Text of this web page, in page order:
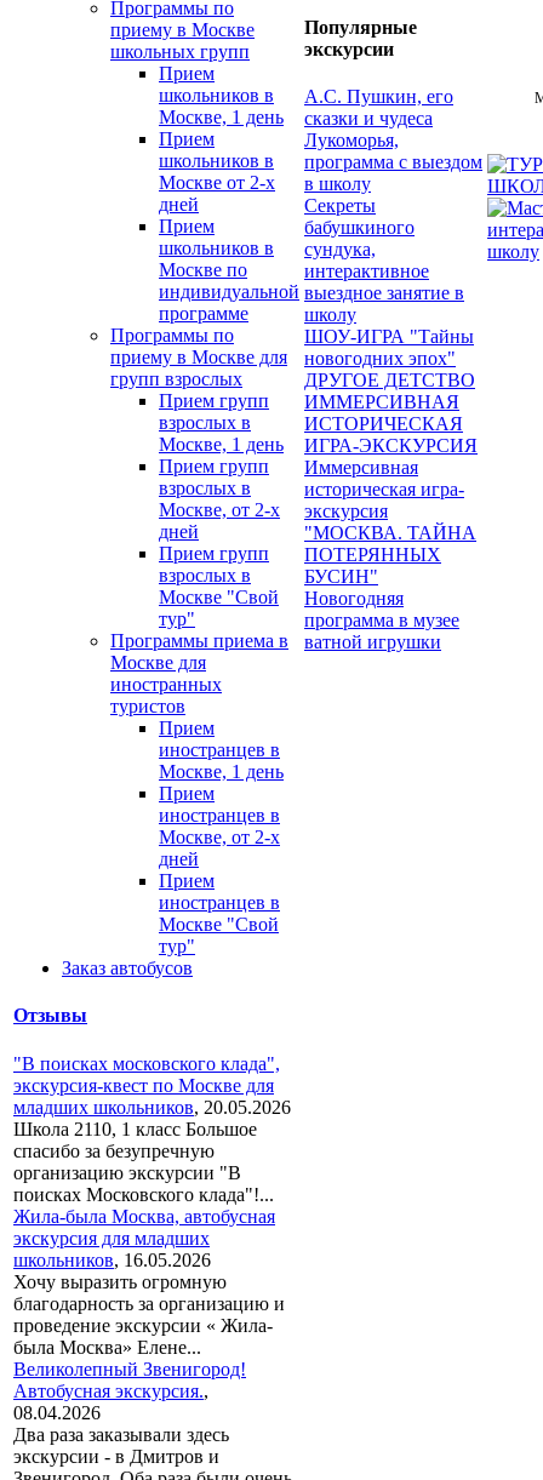
Программы по
приему в Москве
школьных групп
Прием
школьников в
Москве, 1 день
Прием
школьников в
Москве от 2-х
дней
Прием
школьников в
Москве по
индивидуальной
программе
Программы по
приему в Москве для
групп взрослых
Прием групп
взрослых в
Москве, 1 день
Прием групп
взрослых в
Москве, от 2-х
дней
Прием групп
взрослых в
Москве "Свой
тур"
Программы приема в
Москве для
иностранных
туристов
Прием
иностранцев в
Москве, 1 день
Прием
иностранцев в
Москве, от 2-х
дней
Прием
иностранцев в
Москве "Свой
тур"
Заказ автобусов
Отзывы
"В поисках московского клада",
экскурсия-квест по Москве для
младших школьников, 20.05.2026
Школа 2110, 1 класс Большое
спасибо за безупречную
организацию экскурсии "В
поисках Московского клада"!...
Жила-была Москва, автобусная
экскурсия для младших
школьников, 16.05.2026
Хочу выразить огромную
благодарность за организацию и
проведение экскурсии « Жила-
была Москва» Елене...
Великолепный Звенигород!
Автобусная экскурсия.,
08.04.2026
Два раза заказывали здесь
экскурсии - в Дмитров и
Популярные
экскурсии
А.С. Пушкин, его
сказки и чудеса
Лукоморья,
программа с выездом
в школу
Секреты
бабушкиного
сундука,
интерактивное
выездное занятие в
школу
ШОУ-ИГРА "Тайны
новогодних эпох"
ДРУГОЕ ДЕТСТВО
ИММЕРСИВНАЯ
ИСТОРИЧЕСКАЯ
ИГРА-ЭКСКУРСИЯ
Иммерсивная
историческая игра-
экскурсия
"МОСКВА. ТАЙНА
ПОТЕРЯННЫХ
БУСИН"
Новогодняя
программа в музее
ватной игрушки